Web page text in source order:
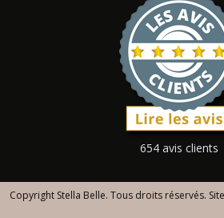
654 avis clients
Copyright Stella Belle. Tous droits réservés.